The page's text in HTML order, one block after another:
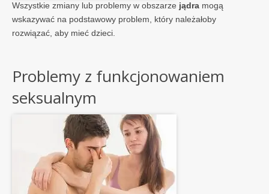
Wszystkie zmiany lub problemy w obszarze jądra mogą
wskazywać na podstawowy problem, który należałoby
rozwiązać, aby mieć dzieci.
Problemy z funkcjonowaniem
seksualnym